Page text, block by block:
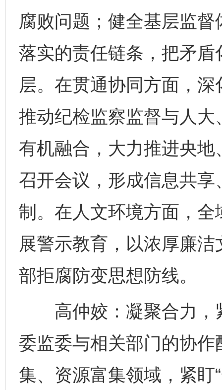
腐败问题；健全基层监
落实的责任链条，把矛
层。在贯通协同方面，深
推动纪检监察监督与人
有机融合，大力推进央
召开会议，形成信息共
制。在人文环境方面，
展警示教育，以浓厚廉
部拒腐防变思想防线。
高仲姣：凝聚合力，
委监委与相关部门的协
集、资源富集领域，紧盯